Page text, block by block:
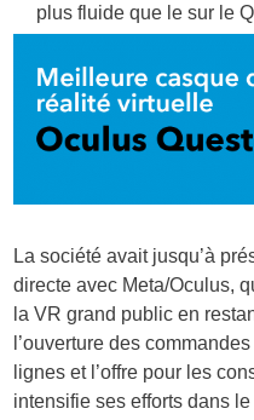
plus fluide que le sur le
La société avait jusqu’à
directe avec Meta/Oculus,
la VR grand public en
l’ouverture des
lignes et l’offre pour les
intensifie ses efforts dans